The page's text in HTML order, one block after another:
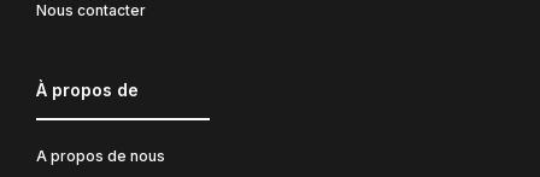
Nous contacter
À propos de
A propos de nous